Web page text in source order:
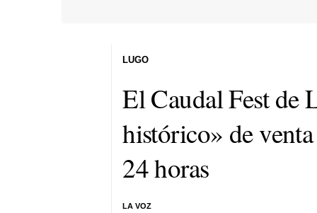
El Caudal Fest de
histórico» de
24 horas
LA VOZ
LUGO